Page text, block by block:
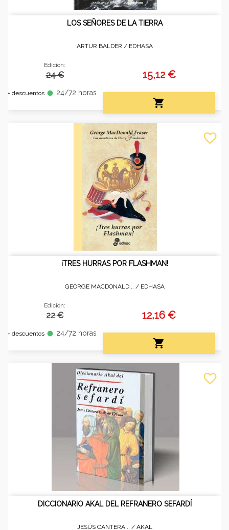
LOS SEÑORES DE LA TIERRA
ARTUR BALDER / EDHASA
Edición:
24 €
+ descuentos fiber_manual_record 24/72 horas
15,12 €

¡TRES HURRAS POR FLASHMAN!
GEORGE MACDONALD... / EDHASA
Edición:
22 €
+ descuentos fiber_manual_record 24/72 horas
12,16 €

favorite_border
DICCIONARIO AKAL DEL REFRANERO SEFARDÍ
JESÚS CANTERA... / AKAL
favorite_border